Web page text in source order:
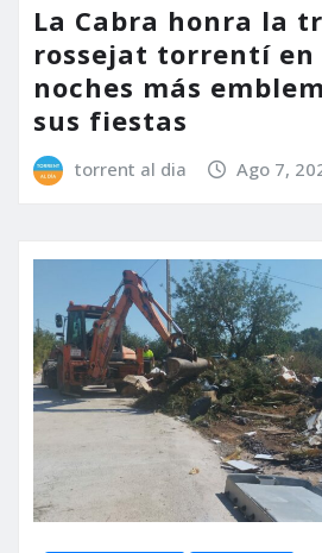
La Cabra honra la
rossejat torrentí en
noches más
sus fiestas
torrent al dia Ago 7,